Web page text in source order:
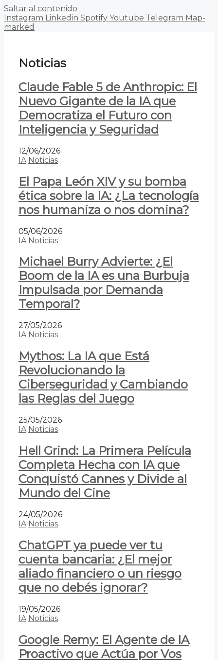
Saltar al contenido
Instagram Linkedin Spotify Youtube Telegram Map-
marked
Noticias
Claude Fable 5 de Anthropic: El
Nuevo Gigante de la IA que
Democratiza el Futuro con
Inteligencia y Seguridad
12/06/2026
IA Noticias
El Papa León XIV y su bomba
ética sobre la IA: ¿La tecnología
nos humaniza o nos domina?
05/06/2026
IA Noticias
Michael Burry Advierte: ¿El
Boom de la IA es una Burbuja
Impulsada por Demanda
Temporal?
27/05/2026
IA Noticias
Mythos: La IA que Está
Revolucionando la
Ciberseguridad y Cambiando
las Reglas del Juego
25/05/2026
IA Noticias
Hell Grind: La Primera Película
Completa Hecha con IA que
Conquistó Cannes y Divide al
Mundo del Cine
24/05/2026
IA Noticias
ChatGPT ya puede ver tu
cuenta bancaria: ¿El mejor
aliado financiero o un riesgo
que no debés ignorar?
19/05/2026
IA Noticias
Google Remy: El Agente de IA
Proactivo que Actúa por Vos